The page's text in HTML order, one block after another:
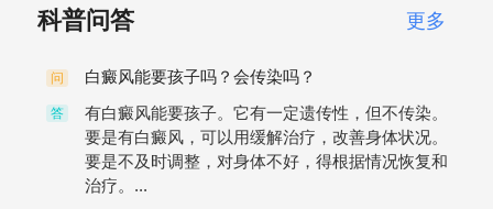
科普问答 更多
问 白癜风能要孩子吗？会传染吗？
答
有白癜风能要孩子。它有一定遗传性，但不传染。
要是有白癜风，可以用缓解治疗，改善身体状况。
要是不及时调整，对身体不好，得根据情况恢复和
治疗。...